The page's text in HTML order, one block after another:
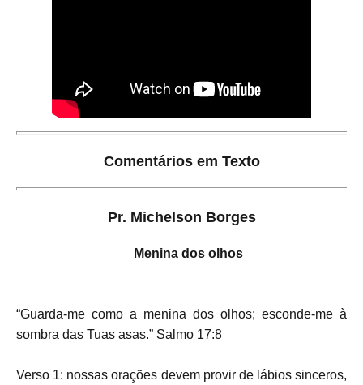
Comentários em Texto
Pr. Michelson Borges
Menina dos olhos
“Guarda-me como a menina dos olhos; esconde-me à
sombra das Tuas asas.” Salmo 17:8
Verso 1: nossas orações devem provir de lábios sinceros,